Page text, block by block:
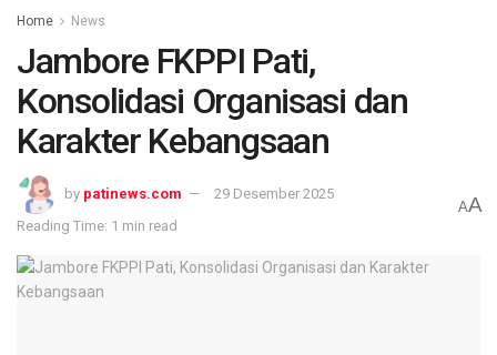
Home News
Jambore FKPPI Pati,
Konsolidasi Organisasi dan
Karakter Kebangsaan
by patinews.com
29 Desember 2025
Reading Time: 1 min read
AA